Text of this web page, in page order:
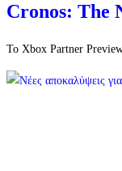
Cronos: The
Το Xbox Partner Preview